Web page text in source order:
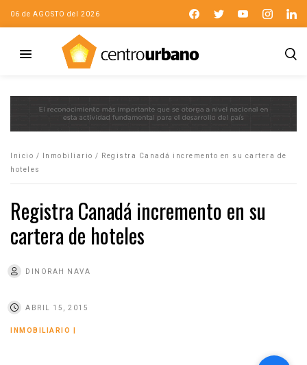
06 de AGOSTO del 2026
Inicio / Inmobiliario /
Registra Canadá incremento en su cartera de
hoteles
Registra Canadá incremento en su
cartera de hoteles
DINORAH NAVA
ABRIL 15, 2015
INMOBILIARIO